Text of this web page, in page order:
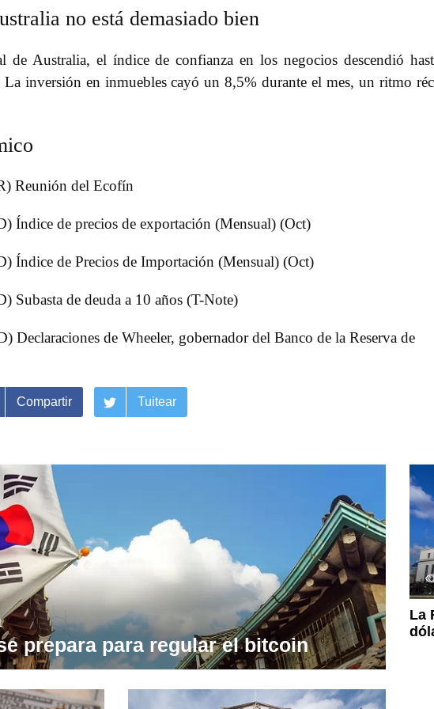
no está demasiado bien
de Australia, el índice de confianza en los negocios descendió
La inversión en inmuebles cayó un 8,5% durante el mes, un ritmo
Reunión del Ecofín
Índice de precios de exportación (Mensual) (Oct)
Índice de Precios de Importación (Mensual) (Oct)
Subasta de deuda a 10 años (T-Note)
Declaraciones de Wheeler, gobernador del Banco de la Reserva de
Compartir Tuitear
prepara para regular el bitcoin
La